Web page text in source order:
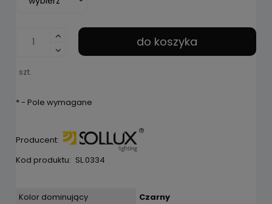
szt.
do koszyka
*- Pole wymagane
Producent:
Kod produktu: SL.0334
Kolor dominujący
Czarny